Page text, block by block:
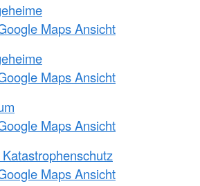
Maps Ansicht
Maps Ansicht
Maps Ansicht
Maps Ansicht